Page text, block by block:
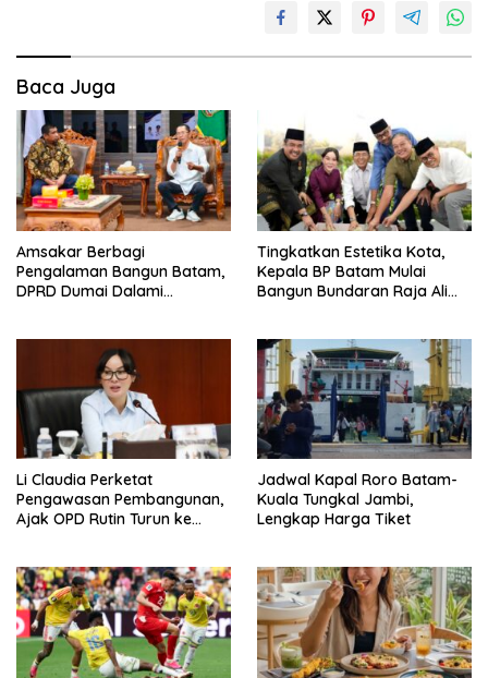
Baca Juga
Amsakar Berbagi
Pengalaman Bangun Batam,
DPRD Dumai Dalami
Tingkatkan Estetika Kota,
Kepala BP Batam Mulai
Bangun Bundaran Raja Ali
Li Claudia Perketat
Pengawasan Pembangunan,
Ajak OPD Rutin Turun ke
Jadwal Kapal Roro Batam-
Kuala Tungkal Jambi,
Lengkap Harga Tiket